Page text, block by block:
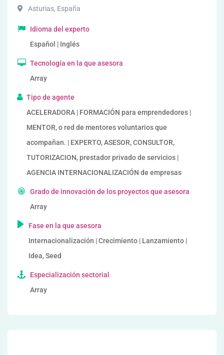
Asturias, España
Idioma del experto
Español | Inglés
Tecnología en la que asesora
Array
Tipo de agente
ACELERADORA | FORMACIÓN para emprendedores |
MENTOR, o red de mentores voluntarios que
acompañan. | EXPERTO, ASESOR, CONSULTOR,
TUTORIZACION, prestador privado de servicios |
AGENCIA INTERNACIONALIZACIÓN de empresas
Grado de innovación de los proyectos que asesora
Array
Fase en la que asesora
Internacionalización | Crecimiento | Lanzamiento |
Idea, Seed
Especialización sectorial
Array